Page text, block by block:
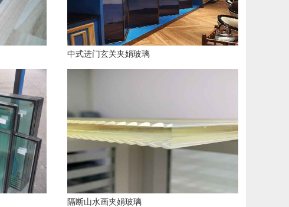
中式进门玄关夹娟玻璃
隔断山水画夹娟玻璃